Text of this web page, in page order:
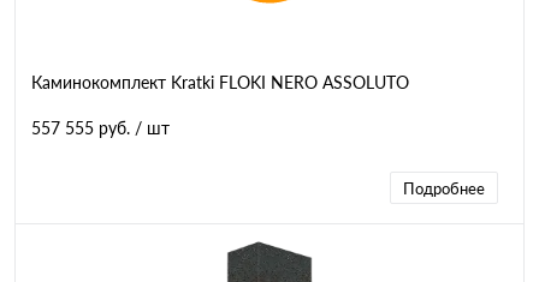
Каминокомплект Kratki FLOKI NERO ASSOLUTO
557 555 руб. / шт
Подробнее